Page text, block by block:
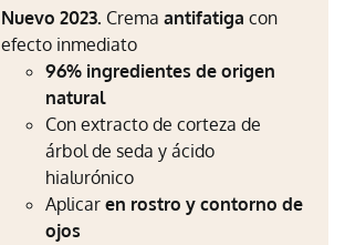
Nuevo 2023. Crema antifatiga con
efecto inmediato
96% ingredientes de origen
natural
Con extracto de corteza de
árbol de seda y ácido
hialurónico
Aplicaren rostro y contorno de
ojos